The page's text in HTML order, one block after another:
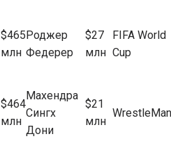
$465
млн
Роджер
Федерер
$27
млн
FIFA World
Cup
$464
млн
Махендра
Сингх
Дони
$21
млн